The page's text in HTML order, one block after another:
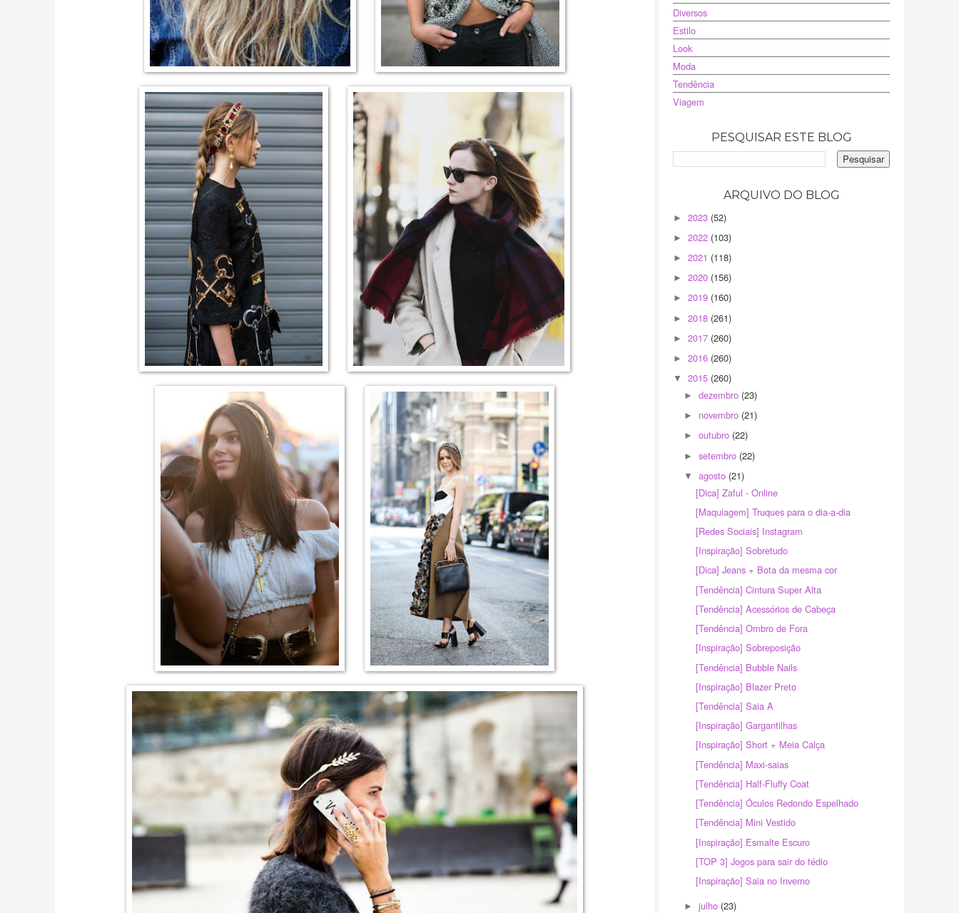
Diversos
Estilo
Look
Moda
Tendência
Viagem
PESQUISAR ESTE BLOG
ARQUIVO DO BLOG
► 2023 (52)
► 2022 (103)
► 2021 (118)
► 2020 (156)
► 2019 (160)
► 2018 (261)
► 2017 (260)
► 2016 (260)
▼ 2015 (260)
►dezembro (23)
► novembro (21)
►outubro (22)
►setembro (22)
▼agosto (21)
[Dica] Zaful - Online
[Maquiagem] Truques para o dia-a-dia
[Redes Sociais] Instagram
[Inspiração] Sobretudo
[Dica] Jeans + Bota da mesma cor
[Tendência] Cintura Super Alta
[Tendência] Acessórios de Cabeça
[Tendência] Ombro de Fora
[Inspiração] Sobreposição
[Tendência] Bubble Nails
[Inspiração] Blazer Preto
[Tendência] Saia A
[Inspiração] Gargantilhas
[Inspiração] Short + Meia Calça
[Tendência] Maxi-saias
[Tendência] Half-Fluffy Coat
[Tendência] Óculos Redondo Espelhado
[Tendência] Mini Vestido
[Inspiração] Esmalte Escuro
[TOP 3] Jogos para sair do tédio
[Inspiração] Saia no Inverno
►julho (23)